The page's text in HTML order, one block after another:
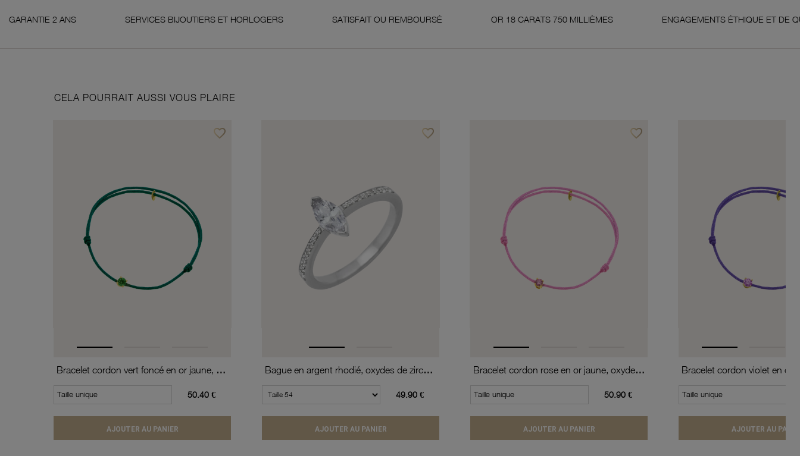
ANS SERVICES BIJOUTIERS ET HORLOGERS SATISFAIT OU REMBOURSÉ OR 18 CARATS 750 MILLIÈMES ENGAGEMENTS ÉTHIQUE ET DE QUALITÉ
CELA POURRAIT AUSSI VOUS PLAIRE
favorite_borderAjouter à vos favoris
Bracelet cordon vert foncé en or jaune, oxyde de zirconium
Taille unique 50.40 €
AJOUTER AU PANIER
favorite_borderAjouter à vos favoris
Bague en argent rhodié, oxydes de zirconium
49.90 €
AJOUTER AU PANIER
favorite_borderAjouter à vos favoris
Bracelet cordon rose en or jaune, oxyde de zirconium
Taille unique 50.90 €
AJOUTER AU PANIER
Taille unique
AJOUTER AU